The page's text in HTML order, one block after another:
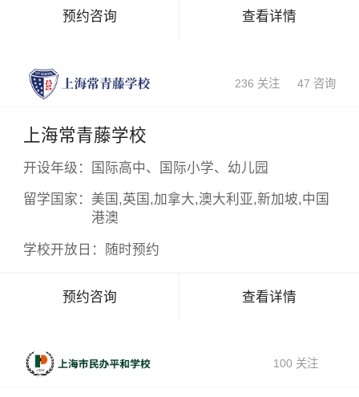
预约咨询 查看详情
236 关注 47 咨询
上海常青藤学校
开设年级： 国际高中、国际小学、幼儿园
留学国家： 美国,英国,加拿大,澳大利亚,新加坡,中国
港澳
学校开放日： 随时预约
预约咨询 查看详情
100 关注